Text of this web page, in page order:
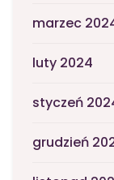
marzec
luty 2024
styczeń
grudzień